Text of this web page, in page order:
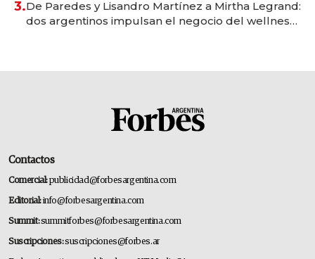
3.De Paredes y Lisandro Martínez a Mirtha Legrand:
dos argentinos impulsan el negocio del wellness
Contactos
Comercial:publicidad@forbesargentina.com
Editorial:info@forbesargentina.com
Summit:summitforbes@forbesargentina.com
Suscripciones:suscripciones@forbes.ar